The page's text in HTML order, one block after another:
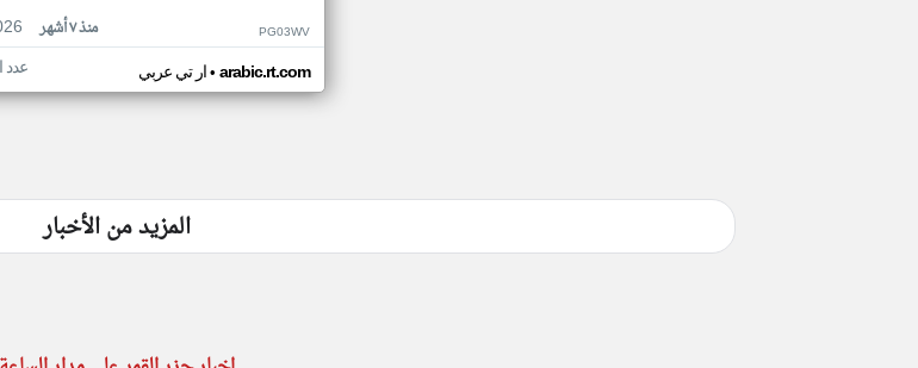
منذ ٧ أشهر PG03WV
ار تي عربي• arabic.rt.com عدد
المزيد من الأخبار